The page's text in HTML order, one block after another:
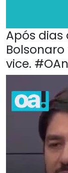
Após dias
vice.